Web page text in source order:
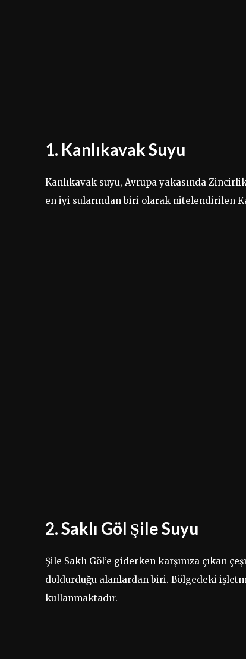
1. Kanlıkavak Suyu
Kanlıkavak suyu, Avrupa yakasında
en iyi sularından biri olarak nitelendirilen
2. Saklı Göl Şile Suyu
Şile Saklı Göl’e giderken karşınıza çıkan
doldurduğu alanlardan biri. Bölgedeki
kullanmaktadır.